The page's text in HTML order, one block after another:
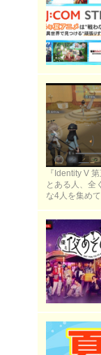
『Identity V
とある人、全
な4人を集め